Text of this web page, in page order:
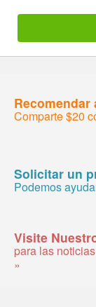
Recomendar
Comparte $20
Solicitar un
Podemos
Visite
para las
»